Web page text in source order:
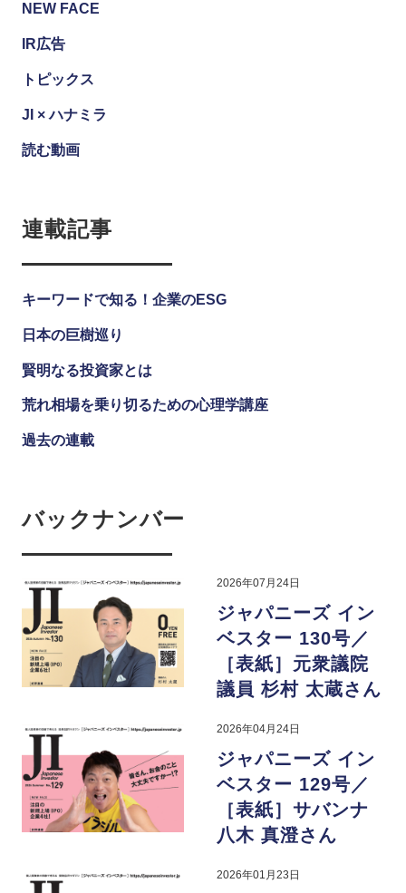
NEW FACE
IR広告
トピックス
JI × ハナミラ
読む動画
連載記事
キーワードで知る！企業のESG
日本の巨樹巡り
賢明なる投資家とは
荒れ相場を乗り切るための心理学講座
過去の連載
バックナンバー
2026年07月24日
ジャパニーズ イン
ベスター 130号／
［表紙］元衆議院
議員 杉村 太蔵さん
2026年04月24日
ジャパニーズ イン
ベスター 129号／
［表紙］サバンナ
八木 真澄さん
2026年01月23日